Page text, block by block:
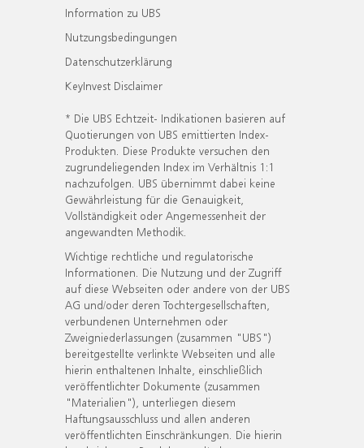
Information zu UBS
Nutzungsbedingungen
Datenschutzerklärung
KeyInvest Disclaimer
* Die UBS Echtzeit- Indikationen basieren auf
Quotierungen von UBS emittierten Index-
Produkten. Diese Produkte versuchen den
zugrundeliegenden Index im Verhältnis 1:1
nachzufolgen. UBS übernimmt dabei keine
Gewährleistung für die Genauigkeit,
Vollständigkeit oder Angemessenheit der
angewandten Methodik.
Wichtige rechtliche und regulatorische
Informationen. Die Nutzung und der Zugriff
auf diese Webseiten oder andere von der UBS
AG und/oder deren Tochtergesellschaften,
verbundenen Unternehmen oder
Zweigniederlassungen (zusammen "UBS")
bereitgestellte verlinkte Webseiten und alle
hierin enthaltenen Inhalte, einschließlich
veröffentlichter Dokumente (zusammen
"Materialien"), unterliegen diesem
Haftungsausschluss und allen anderen
veröffentlichten Einschränkungen. Die hierin